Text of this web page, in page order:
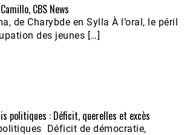
CBS News
de Charybde en Sylla À l’oral, le péril
des jeunes […]
politiques : Déficit, querelles et excès
Déficit de démocratie,